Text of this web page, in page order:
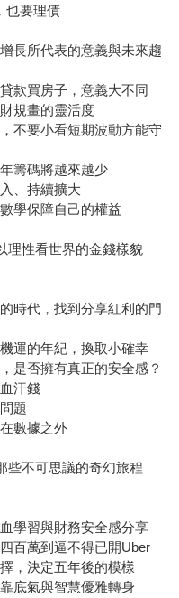
也要理債
長所代表的意義與未來趨
款買房子，意義大不同
規畫的靈活度
不要小看短期波動方能守
籌碼將越來越少
、持續擴大
學保障自己的權益
性看世界的金錢樣貌
時代，找到分享紅利的門
運的年紀，換取小確幸
是否擁有真正的安全感？
汗錢
題
數據之外
不可思議的奇幻旅程
學習與財務安全感分享
百萬到逼不得已開Uber
，決定五年後的模樣
底氣與智慧優雅轉身